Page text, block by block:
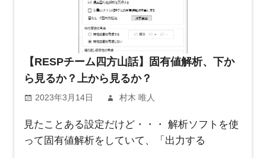
【RESPチーム四方山話】固有値解析、下か
ら見るか？上から見るか？
2023年3月14日 村木 唯人
見たことある設定だけど・・・ 解析ソフトを使
って固有値解析をしていて、「出力する